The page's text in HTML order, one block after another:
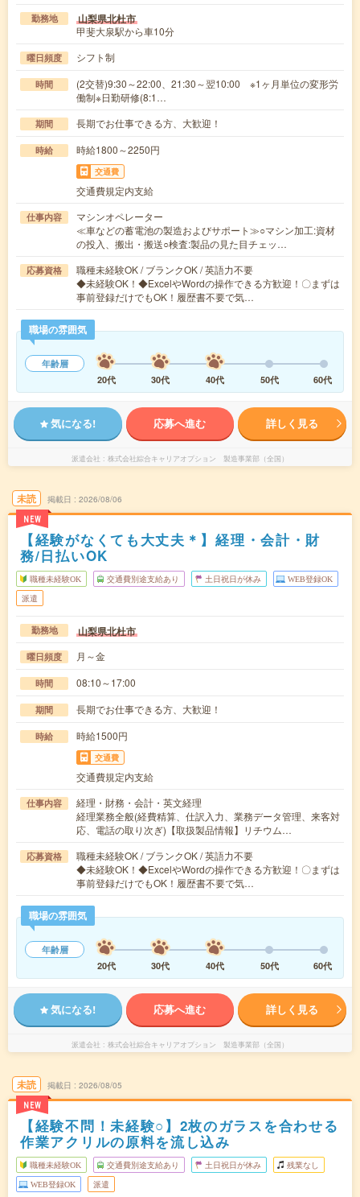
勤務地 山梨県北杜市
甲斐大泉駅から車10分
曜日頻度 シフト制
時間
(2交替)9:30～22:00、21:30～翌10:00 ※1ヶ月単位の変形労
働制※日勤研修(8:1…
期間 長期でお仕事できる方、大歓迎！
時給 時給1800～2250円
交通費
交通費規定内支給
仕事内容
マシンオペレーター
≪車などの蓄電池の製造およびサポート≫○マシン加工:資材
の投入、搬出・搬送○検査:製品の見た目チェッ…
応募資格
職種未経験OK / ブランクOK / 英語力不要
◆未経験OK！◆ExcelやWordの操作できる方歓迎！〇まずは
事前登録だけでもOK！履歴書不要で気…
職場の雰囲気
年齢層
20代
30代 40代 50代 60代
気になる! 応募へ進む 詳しく見る
派遣会社 株式会社綜合キャリアオプション 製造事業部（全国）
未読
NEW
掲載日 2026/08/06
【経験がなくても大丈夫＊】経理・会計・財
務/日払いOK
職種未経験OK 交通費別途支給あり 土日祝日が休み WEB登録OK
派遣
勤務地 山梨県北杜市
曜日頻度 月～金
時間 08:10～17:00
期間 長期でお仕事できる方、大歓迎！
時給 時給1500円
交通費
交通費規定内支給
仕事内容
経理・財務・会計・英文経理
経理業務全般(経費精算、仕訳入力、業務データ管理、来客対
応、電話の取り次ぎ)【取扱製品情報】リチウム…
応募資格
職種未経験OK / ブランクOK / 英語力不要
◆未経験OK！◆ExcelやWordの操作できる方歓迎！〇まずは
事前登録だけでもOK！履歴書不要で気…
職場の雰囲気
年齢層
20代
30代 40代 50代 60代
気になる! 応募へ進む 詳しく見る
派遣会社 株式会社綜合キャリアオプション 製造事業部（全国）
未読
NEW
掲載日 2026/08/05
【経験不問！未経験○】2枚のガラスを合わせる
作業アクリルの原料を流し込み
職種未経験OK 交通費別途支給あり 土日祝日が休み 残業なし
WEB登録OK 派遣